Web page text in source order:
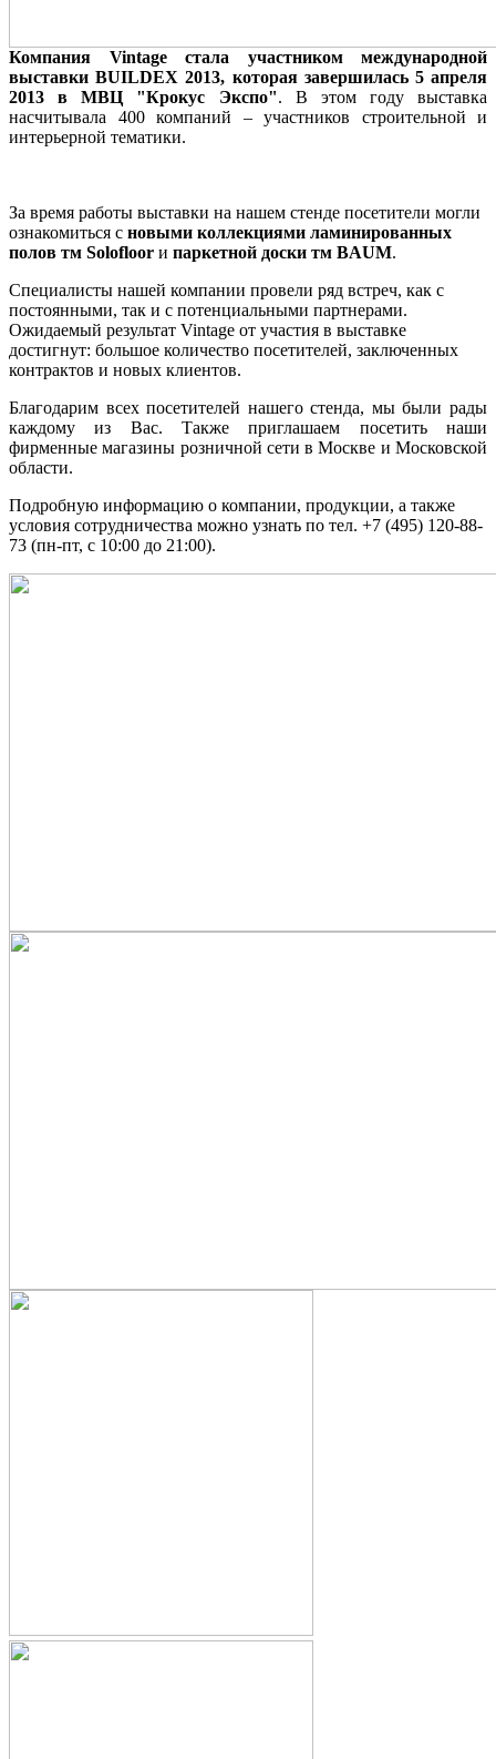
Компания Vintage стала участником международной
выставки BUILDEX 2013, которая завершилась 5 апреля
2013 в МВЦ "Крокус Экспо". В этом году выставка
насчитывала 400 компаний – участников строительной и
интерьерной тематики.
За время работы выставки на нашем стенде посетители могли
ознакомиться с новыми коллекциями ламинированных
полов тм Solofloor и паркетной доски тм BAUM.
Специалисты нашей компании провели ряд встреч, как с
постоянными, так и с потенциальными партнерами.
Ожидаемый результат Vintage от участия в выставке
достигнут: большое количество посетителей, заключенных
контрактов и новых клиентов.
Благодарим всех посетителей нашего стенда, мы были рады
каждому из Вас. Также приглашаем посетить наши
фирменные магазины розничной сети в Москве и Московской
области.
Подробную информацию о компании, продукции, а также
условия сотрудничества можно узнать по тел. +7 (495) 120-88-
73 (пн-пт, с 10:00 до 21:00).